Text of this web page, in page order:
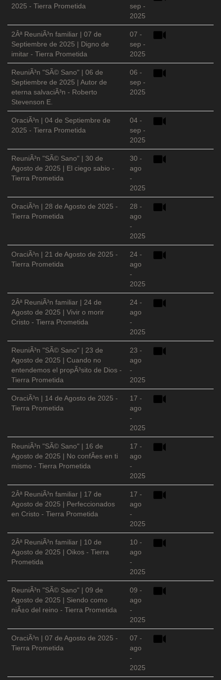
2025 - Tierra Prometida
sep -
2025
2Âª ReuniÃ³n familiar | 07 de
Septiembre de 2025 | Digno de
imitar - Tierra Prometida
07 -
sep -
2025
ReuniÃ³n "SÃ© Sano" | 06 de
Septiembre de 2025 | Autor de
eterna salvaciÃ³n - Roberto
Stevenson E.
06 -
sep -
2025
OraciÃ³n | 04 de Septiembre de
2025 - Tierra Prometida
04 -
sep -
2025
ReuniÃ³n "SÃ© Sano" | 30 de
Agosto de 2025 | El ciego sabio -
Tierra Prometida
30 -
ago
-
2025
OraciÃ³n | 28 de Agosto de 2025 -
Tierra Prometida
28 -
ago
-
2025
OraciÃ³n | 21 de Agosto de 2025 -
Tierra Prometida
24 -
ago
-
2025
2Âª ReuniÃ³n familiar | 24 de
Agosto de 2025 | Vivir o morir
Cristo - Tierra Prometida
24 -
ago
-
2025
ReuniÃ³n "SÃ© Sano" | 23 de
Agosto de 2025 | Cuando no
entendemos el propÃ³sito de Dios -
Tierra Prometida
23 -
ago
-
2025
OraciÃ³n | 14 de Agosto de 2025 -
Tierra Prometida
17 -
ago
-
2025
ReuniÃ³n "SÃ© Sano" | 16 de
Agosto de 2025 | No confÃ­es en ti
mismo - Tierra Prometida
17 -
ago
-
2025
2Âª ReuniÃ³n familiar | 17 de
Agosto de 2025 | Perfeccionados
en Cristo - Tierra Prometida
17 -
ago
-
2025
2Âª ReuniÃ³n familiar | 10 de
Agosto de 2025 | Oikos - Tierra
Prometida
10 -
ago
-
2025
ReuniÃ³n "SÃ© Sano" | 09 de
Agosto de 2025 | Siendo como
niÃ±o del reino - Tierra Prometida
09 -
ago
-
2025
OraciÃ³n | 07 de Agosto de 2025 -
Tierra Prometida
07 -
ago
-
2025